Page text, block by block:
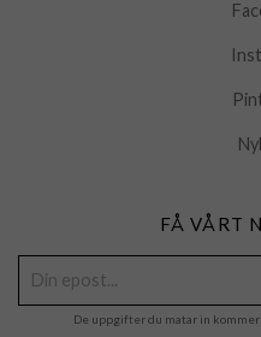
FÅ VÅRT
De uppgifter du matar in